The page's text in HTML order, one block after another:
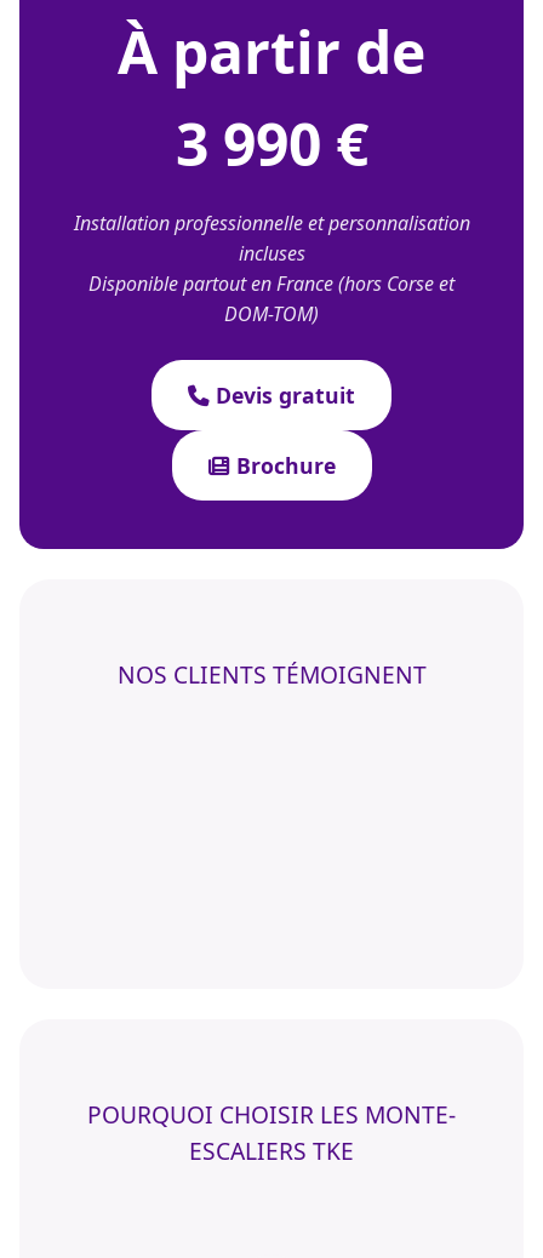
À partir de
3 990 €
Installation professionnelle et personnalisation
incluses
Disponible partout en France (hors Corse et
DOM-TOM)
Devis gratuit
Brochure
NOS CLIENTS TÉMOIGNENT
POURQUOI CHOISIR LES MONTE-
ESCALIERS TKE